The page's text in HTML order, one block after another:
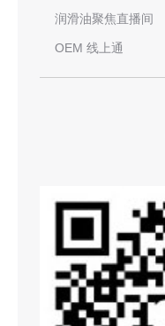
润滑油聚焦直播间
OEM 线上通